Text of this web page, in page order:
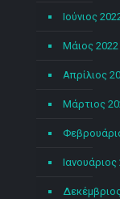
Ιούνιος
Μάιος 2022
Απρίλιος
Μάρτιος
Ιανουάριος